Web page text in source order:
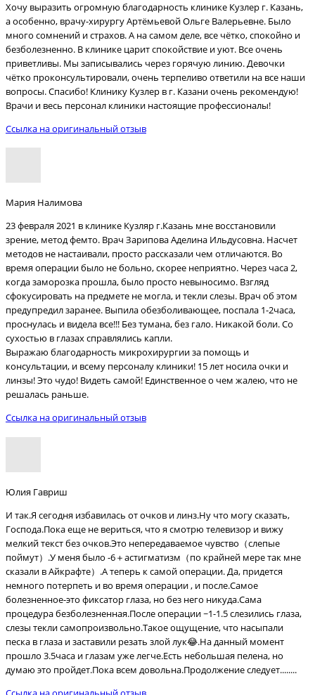
Хочу выразить огромную благодарность клинике Кузлер г. Казань,
а особенно, врачу-хирургу Артёмьевой Ольге Валерьевне. Было
много сомнений и страхов. А на самом деле, все чётко, спокойно и
безболезненно. В клинике царит спокойствие и уют. Все очень
приветливы. Мы записывались через горячую линию. Девочки
чётко проконсультировали, очень терпеливо ответили на все наши
вопросы. Спасибо! Клинику Кузлер в г. Казани очень рекомендую!
Врачи и весь персонал клиники настоящие профессионалы!
Ссылка на оригинальный отзыв
Мария Налимова
23 февраля 2021 в клинике Кузляр г.Казань мне восстановили
зрение, метод фемто. Врач Зарипова Аделина Ильдусовна. Насчет
методов не настаивали, просто рассказали чем отличаются. Во
время операции было не больно, скорее неприятно. Через часа 2,
когда заморозка прошла, было просто невыносимо. Взгляд
сфокусировать на предмете не могла, и текли слезы. Врач об этом
предупредил заранее. Выпила обезболивающее, поспала 1-2часа,
проснулась и видела все!!! Без тумана, без гало. Никакой боли. Со
сухостью в глазах справлялись капли.
Выражаю благодарность микрохирургии за помощь и
консультации, и всему персоналу клиники! 15 лет носила очки и
линзы! Это чудо! Видеть самой! Единственное о чем жалею, что не
решалась раньше.
Ссылка на оригинальный отзыв
Юлия Гавриш
И так.Я сегодня избавилась от очков и линз.Ну что могу сказать,
Господа.Пока еще не вериться, что я смотрю телевизор и вижу
мелкий текст без очков.Это непередаваемое чувство（слепые
поймут）.У меня было -6＋астигматизм（по крайней мере так мне
сказали в Айкрафте）.А теперь к самой операции. Да, придется
немного потерпеть и во время операции , и после.Самое
болезненное-это фиксатор глаза, но без него никуда.Сама
процедура безболезненная.После операции ~1-1.5 слезились глаза,
слезы текли самопроизвольно.Такое ощущение, что насыпали
песка в глаза и заставили резать злой лук😂.На данный момент
прошло 3.5часа и глазам уже легче.Есть небольшая пелена, но
думаю это пройдет.Пока всем довольна.Продолжение следует........